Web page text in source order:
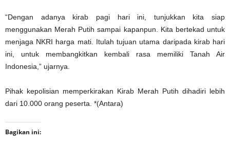
“Dengan adanya kirab pagi hari ini, tunjukkan kita siap
menggunakan Merah Putih sampai kapanpun. Kita bertekad untuk
menjaga NKRI harga mati. Itulah tujuan utama daripada kirab hari
ini, untuk membangkitkan kembali rasa memiliki Tanah Air
Indonesia,” ujarnya.
Pihak kepolisian memperkirakan Kirab Merah Putih dihadiri lebih
dari 10.000 orang peserta. *(Antara)
Bagikan ini: